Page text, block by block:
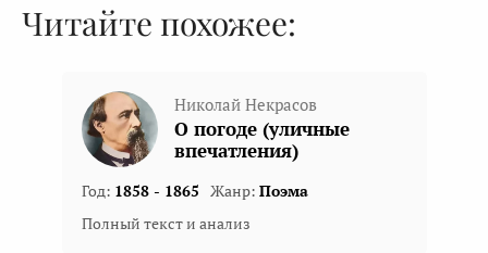
Читайте похожее:
Николай Некрасов
О погоде (уличные
впечатления)
Год: 1858 - 1865 Жанр: Поэма
Полный текст и анализ